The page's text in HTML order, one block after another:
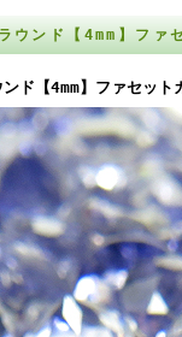
ウンド【4mm】ファ
【4mm】ファセット